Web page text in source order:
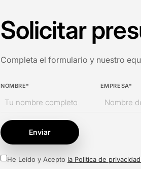
Solicitar
Completa el formulario y nuestro
NOMBRE* EMPRESA*
Enviar
He Leído y Acepto la Politica de